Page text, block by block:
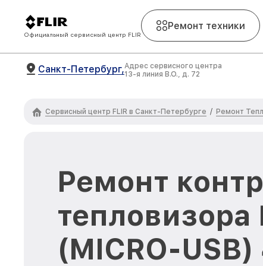
Официальный сервисный центр FLIR
Ремонт техники
Санкт-Петербург,Адрес сервисного центра
13-я линия В.О., д. 72
Сервисный центр FLIR в Санкт-Петербурге / Ремонт
Ремонт
тепловизора
(MICRO-